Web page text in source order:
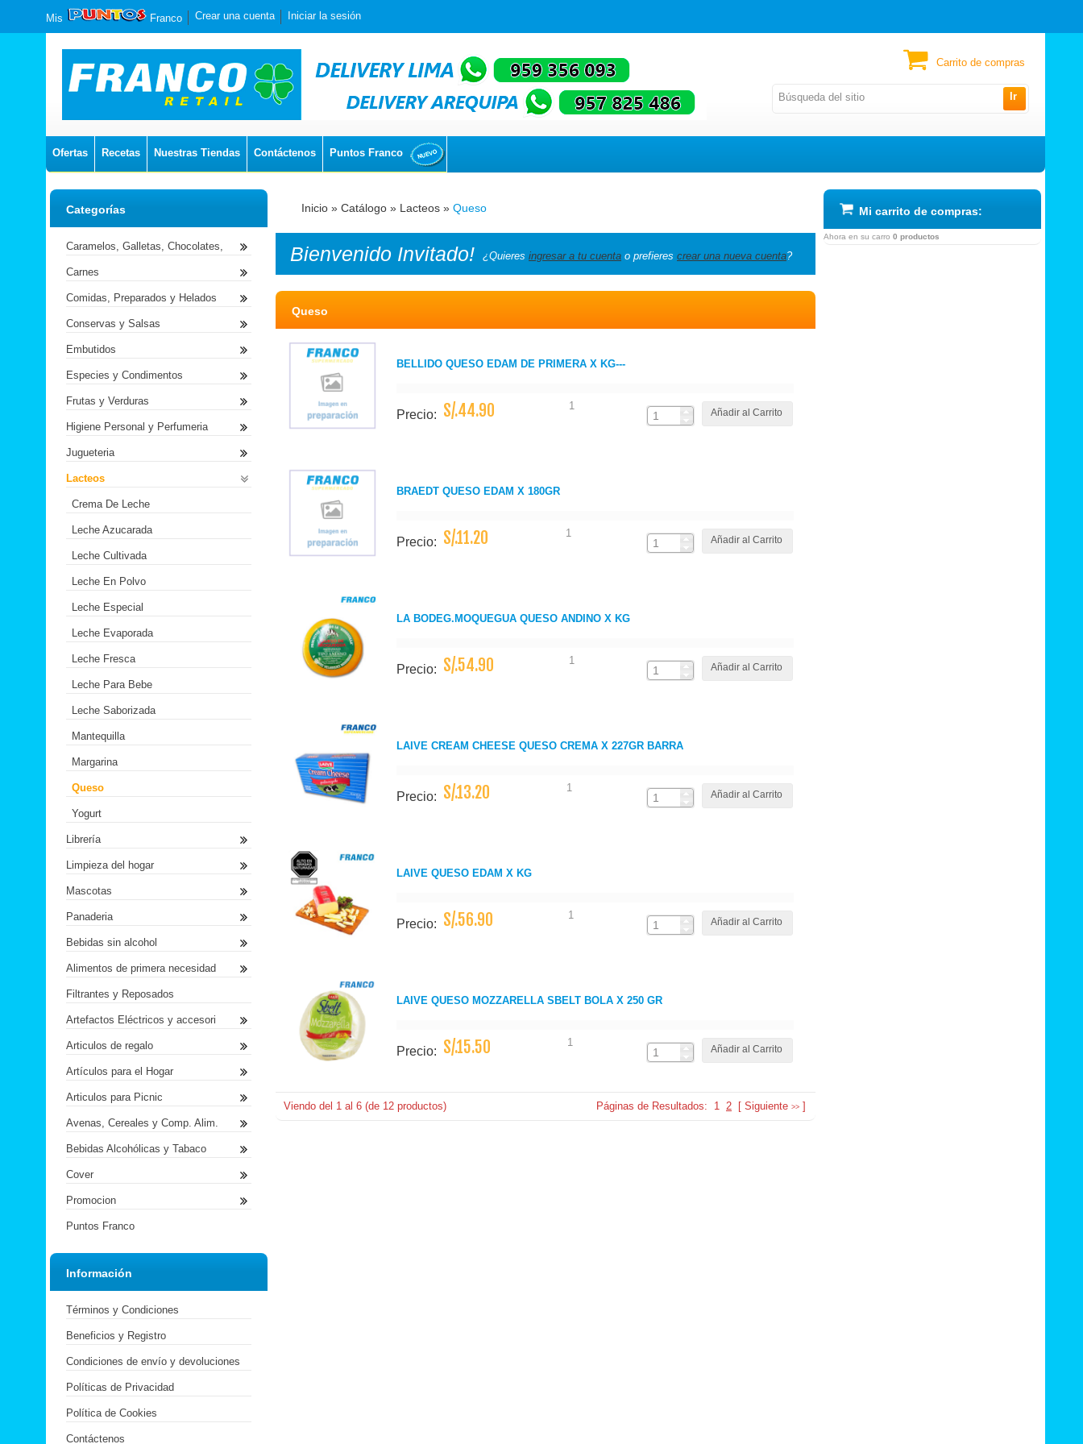
Ir
Mis Franco Crear una cuenta Iniciar la sesión
Ofertas Recetas Nuestras Tiendas Contáctenos Puntos Franco
Carrito de compras
Inicio » Catálogo » Lacteos » Queso
Bienvenido Invitado! ¿Quieres ingresar a tu cuenta o prefieres crear una nueva cuenta?
Queso
BELLIDO QUESO EDAM DE PRIMERA X KG---
Precio: S/.44.90 1
Añadir al Carrito
BRAEDT QUESO EDAM X 180GR
Precio: S/.11.20 1
Añadir al Carrito
LA BODEG.MOQUEGUA QUESO ANDINO X KG
Precio: S/.54.90 1
Añadir al Carrito
LAIVE CREAM CHEESE QUESO CREMA X 227GR BARRA
Precio: S/.13.20 1
Añadir al Carrito
LAIVE QUESO EDAM X KG
Precio: S/.56.90 1
Añadir al Carrito
LAIVE QUESO MOZZARELLA SBELT BOLA X 250 GR
Precio: S/.15.50 1
Añadir al Carrito
Viendo del 1 al 6 (de 12 productos) Páginas de Resultados: 1 2 [ Siguiente >> ]
Categorías
Caramelos, Galletas, Chocolates,
Carnes
Comidas, Preparados y Helados
Conservas y Salsas
Embutidos
Especies y Condimentos
Frutas y Verduras
Higiene Personal y Perfumeria
Jugueteria
Lacteos
Crema De Leche
Leche Azucarada
Leche Cultivada
Leche En Polvo
Leche Especial
Leche Evaporada
Leche Fresca
Leche Para Bebe
Leche Saborizada
Mantequilla
Margarina
Queso
Yogurt
Librería
Limpieza del hogar
Mascotas
Panaderia
Bebidas sin alcohol
Alimentos de primera necesidad
Filtrantes y Reposados
Artefactos Eléctricos y accesori
Articulos de regalo
Artículos para el Hogar
Articulos para Picnic
Avenas, Cereales y Comp. Alim.
Bebidas Alcohólicas y Tabaco
Cover
Promocion
Puntos Franco
Información
Términos y Condiciones
Beneficios y Registro
Condiciones de envío y devoluciones
Políticas de Privacidad
Política de Cookies
Contáctenos
Mi carrito de compras:
Ahora en su carro 0 productos